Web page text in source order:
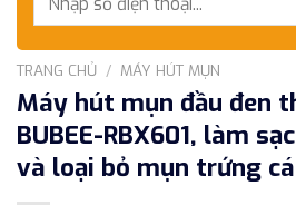
TRANG CHỦ / MÁY HÚT MỤN
Máy hút mụn đầu đen
BUBEE-RBX601, làm
và loại bỏ mụn trứng cá